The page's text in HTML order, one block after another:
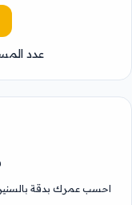
عدد
احسب عمرك بدقة بالسنين